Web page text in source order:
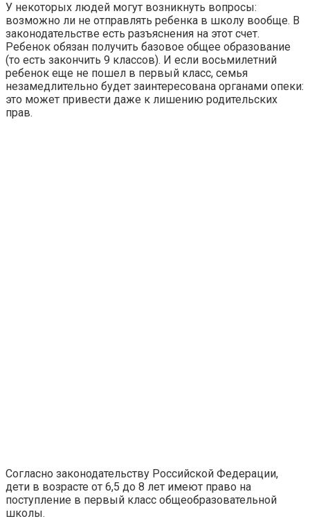
У некоторых людей могут возникнуть вопросы:
возможно ли не отправлять ребенка в школу вообще. В
законодательстве есть разъяснения на этот счет.
Ребенок обязан получить базовое общее образование
(то есть закончить 9 классов). И если восьмилетний
ребенок еще не пошел в первый класс, семья
незамедлительно будет заинтересована органами опеки:
это может привести даже к лишению родительских
прав.
Согласно законодательству Российской Федерации,
дети в возрасте от 6,5 до 8 лет имеют право на
поступление в первый класс общеобразовательной
школы.